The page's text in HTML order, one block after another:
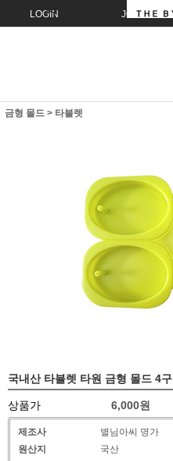
LOGIN JOIN
금형 몰드 > 타블렛
국내산 타블렛 타원 금형 몰드 4구
상품가 6,000원
제조사
별님아씨 명가
원산지
국산